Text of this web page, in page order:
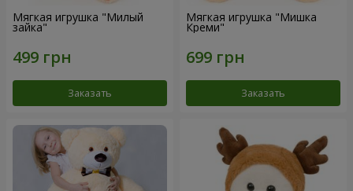
Мягкая игрушка "Милый
зайка"
Заказать
Мягкая игрушка "Мишка
Креми"
Заказать